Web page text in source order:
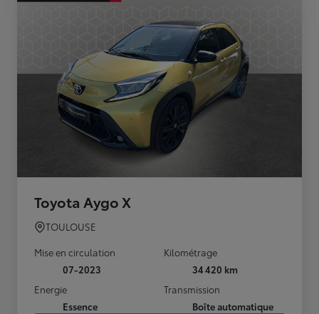
Toyota Aygo X
TOULOUSE
Mise en circulation
07-2023
Kilométrage
34 420 km
Energie
Essence
Transmission
Boîte automatique